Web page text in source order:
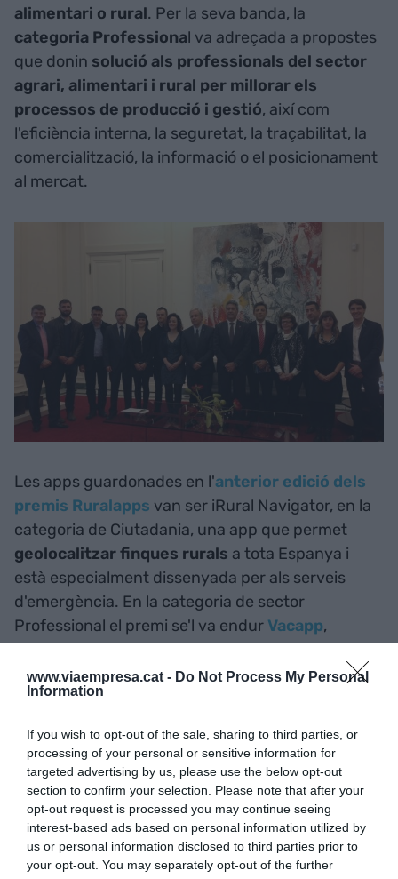
www.viaempresa.cat - Do Not Process My Personal
Information
If you wish to opt-out of the sale, sharing to third parties, or
processing of your personal or sensitive information for
targeted advertising by us, please use the below opt-out
section to confirm your selection. Please note that after your
opt-out request is processed you may continue seeing
interest-based ads based on personal information utilized by
us or personal information disclosed to third parties prior to
your opt-out. You may separately opt-out of the further
alimentari o rural. Per la seva banda, la
categoria Professional va adreçada a propostes
que donin solució als professionals del sector
agrari, alimentari i rural per millorar els
processos de producció i gestió, així com
l'eficiència interna, la seguretat, la traçabilitat, la
comercialització, la informació o el posicionament
al mercat.
Les apps guardonades en l'anterior edició dels
premis Ruralapps van ser iRural Navigator, en la
categoria de Ciutadania, una app que permet
geolocalitzar finques rurals a tota Espanya i
està especialment dissenyada per als serveis
d'emergència. En la categoria de sector
Professional el premi se'l va endur Vacapp,
dissenyada perajudar als ramaders de bestiar
boví a gestionar els seus animalsi dur un
control exhaustiu de vaques i vedells.
L'any passat també van quedar finalistes el
softwareDiet Creator , per millorar la relació dels
nutricionistes amb els seus pacients, i Appicola,
una aplicació de gestió de les explotacions
apícoles que permet fer-ne un seguiment en
temps real.